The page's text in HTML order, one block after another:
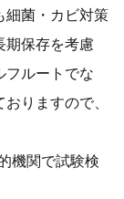
細菌・カビ対策
期保存を考慮
フルートでな
りますので、
機関で試験検